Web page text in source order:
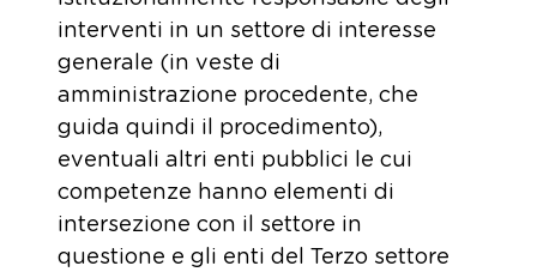
interventi in un settore di interesse
generale (in veste di
amministrazione procedente, che
guida quindi il procedimento),
eventuali altri enti pubblici le cui
competenze hanno elementi di
intersezione con il settore in
questione e gli enti del Terzo settore